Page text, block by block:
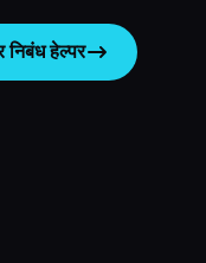
निबंध हेल्पर